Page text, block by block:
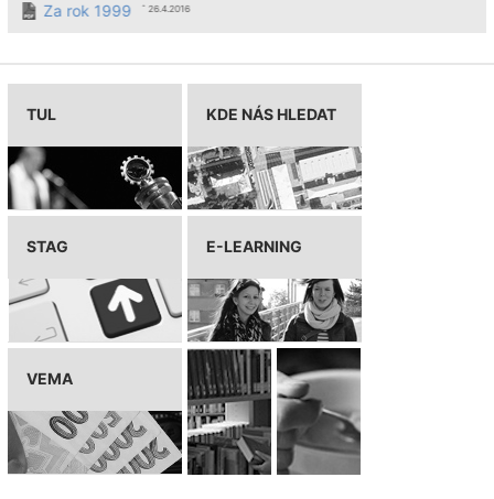
Za rok 1999 ˆ 26.4.2016
TUL KDE NÁS HLEDAT
STAG E-LEARNING
VEMA